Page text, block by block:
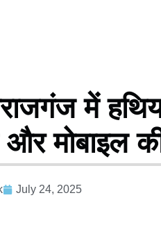
में
और मोबाइल
July 24, 2025